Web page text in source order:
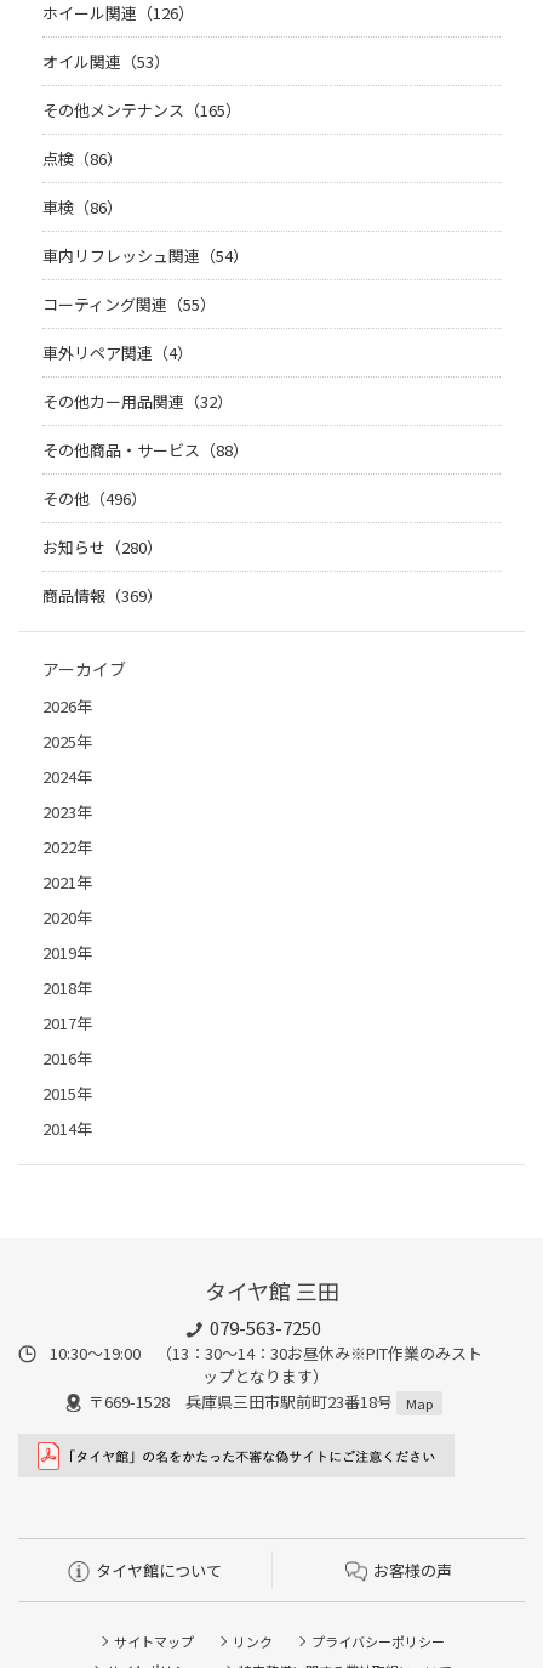
ホイール関連（126）
オイル関連（53）
その他メンテナンス（165）
点検（86）
車検（86）
車内リフレッシュ関連（54）
コーティング関連（55）
車外リペア関連（4）
その他カー用品関連（32）
その他商品・サービス（88）
その他（496）
お知らせ（280）
商品情報（369）
アーカイブ
2026年
2025年
2024年
2023年
2022年
2021年
2020年
2019年
2018年
2017年
2016年
2015年
2014年
タイヤ館 三田
079-563-7250
10:30～19:00 （13：30～14：30お昼休み※PIT作業のみスト
ップとなります）
〒669-1528 兵庫県三田市駅前町23番18号
Map
タイヤ館について お客様の声
サイトマップ リンク
プライバシーポリシー